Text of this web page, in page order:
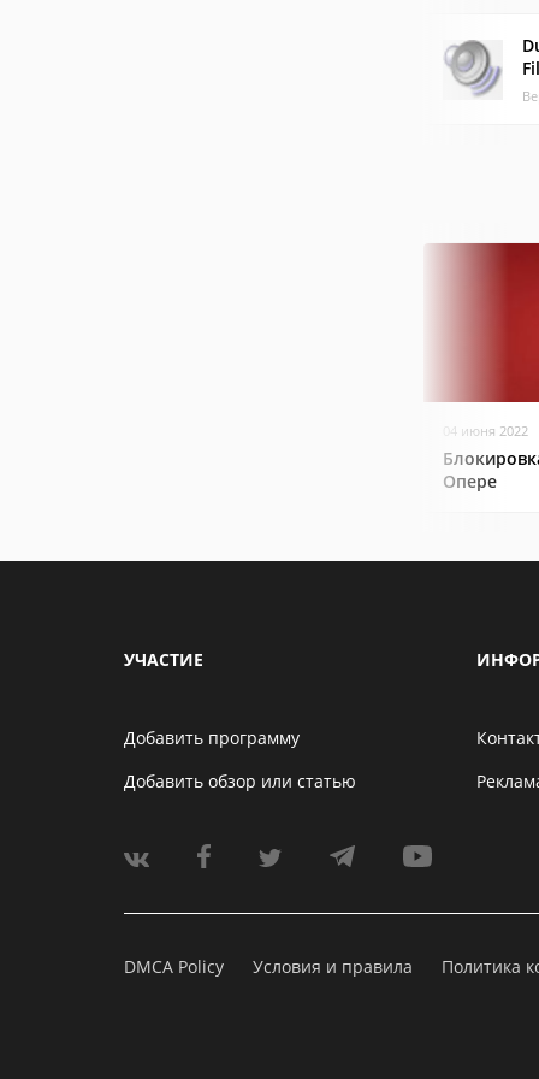
04 июня 2022
Опере
УЧАСТИЕ
Добавить программу
Добавить обзор или статью
DMCA Policy Условия и правила Политика